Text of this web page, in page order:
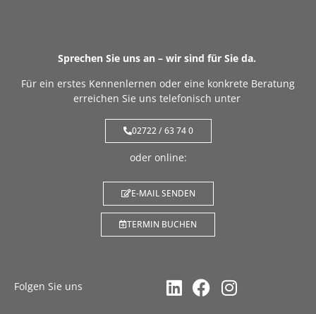
Sprechen Sie uns an – wir sind für Sie da.
Für ein erstes Kennenlernen oder eine konkrete Beratung
erreichen Sie uns telefonisch unter
02722 / 63 74 0
oder online:
E-MAIL SENDEN
TERMIN BUCHEN
Folgen Sie uns